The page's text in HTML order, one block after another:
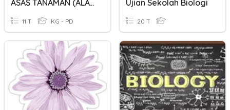
ASAS TANAMAN (ALATAN DAN BAHAN UNTUK MENJAGA TANAMAN)
11 T KG - PD
Ujian Sekolah Biologi
20 T